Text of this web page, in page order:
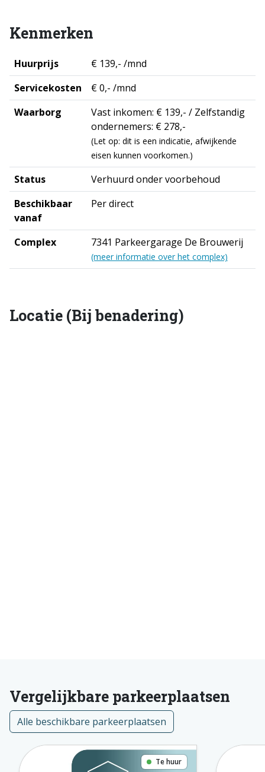
Kenmerken
Huurprijs
€ 139,- /mnd
Servicekosten
€ 0,- /mnd
Waarborg
Vast inkomen: € 139,- / Zelfstandig
ondernemers: € 278,-
(Let op: dit is een indicatie, afwijkende
eisen kunnen voorkomen.)
Status
Verhuurd onder voorbehoud
Beschikbaar
vanaf
Per direct
Complex 7341 Parkeergarage De Brouwerij
(meer informatie over het complex)
Locatie (Bij benadering)
Vergelijkbare parkeerplaatsen
Alle beschikbare parkeerplaatsen
Te huur